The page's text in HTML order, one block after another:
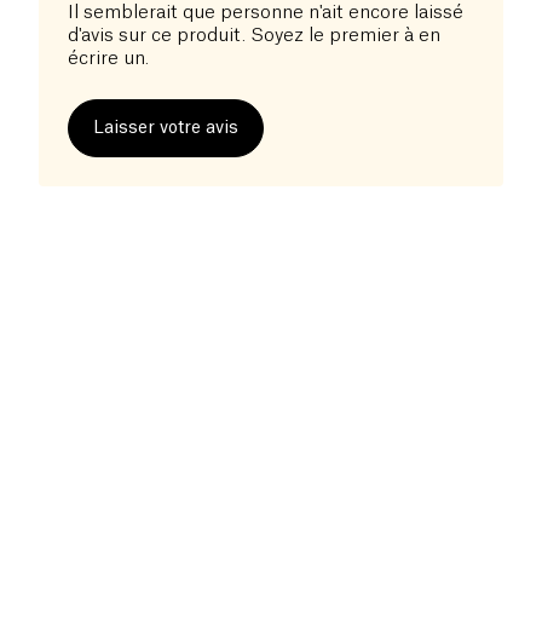
enfants de manière naturelle et efficace. Prévenez
et traitez les infestations de poux en toute
tranquillité.
Il semblerait que personne n'ait encore laissé
d'avis sur ce produit. Soyez le premier à en
écrire un.
Laisser votre avis